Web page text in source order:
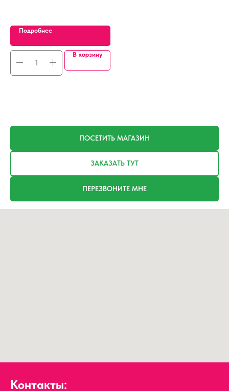
Подробнее
В корзину
ПОСЕТИТЬ МАГАЗИН
ЗАКАЗАТЬ ТУТ
ПЕРЕЗВОНИТЕ МНЕ
Контакты: